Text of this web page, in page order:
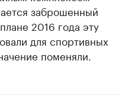
заброшенный
2016 года эту
для спортивных
поменяли.